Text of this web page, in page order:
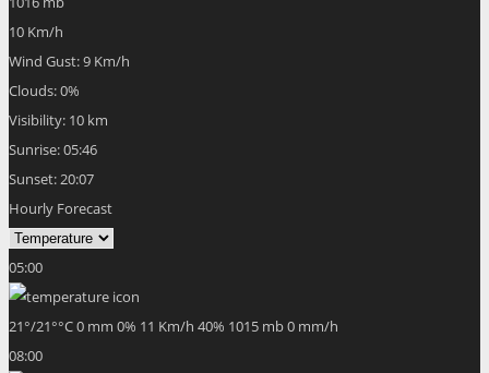
10 Km/h
Wind Gust:9 Km/h
Clouds:0%
Visibility: 10 km
Sunrise:05:46
Sunset:20:07
Hourly Forecast
05:00
21°/21°°C0 mm 0% 11 Km/h 40% 1015 mb0 mm/h
08:00